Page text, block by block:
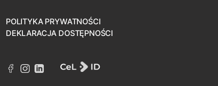
POLITYKA PRYWATNOŚCI
DEKLARACJA DOSTĘPNOŚCI